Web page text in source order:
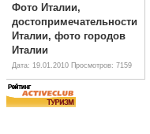
Фото Италии,
достопримечательности
Италии, фото городов
Италии
Дата: 19.01.2010 Просмотров: 7159